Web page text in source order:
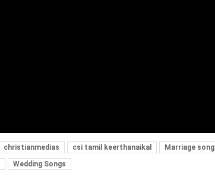
christianmedias csi tamil keerthanaikal Marriage song
Wedding Songs